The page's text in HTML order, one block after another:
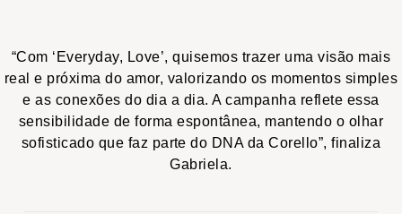
“Com ‘Everyday, Love’, quisemos trazer uma visão mais
real e próxima do amor, valorizando os momentos simples
e as conexões do dia a dia. A campanha reflete essa
sensibilidade de forma espontânea, mantendo o olhar
sofisticado que faz parte do DNA da Corello”, finaliza
Gabriela.